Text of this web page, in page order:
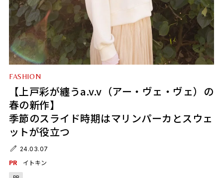
FASHION
【上戸彩が纏うa.v.v（アー・ヴェ・ヴェ）の
春の新作】
季節のスライド時期はマリンパーカとスウェ
ットが役立つ
24.03.07
PR イトキン